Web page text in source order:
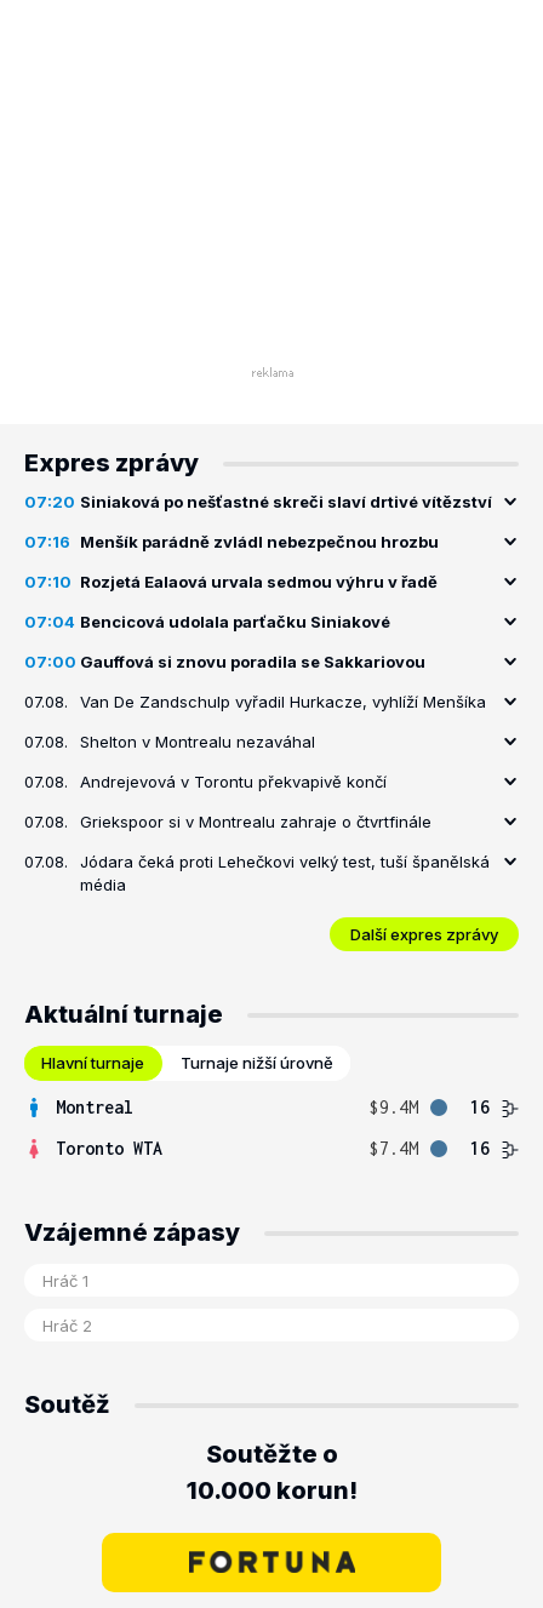
Expres zprávy
07:20 Siniaková po nešťastné skreči slaví drtivé vítězství
07:16 Menšík parádně zvládl nebezpečnou hrozbu
07:10 Rozjetá Ealaová urvala sedmou výhru v řadě
07:04 Bencicová udolala parťačku Siniakové
07:00 Gauffová si znovu poradila se Sakkariovou
07.08. Van De Zandschulp vyřadil Hurkacze, vyhlíží Menšíka
07.08. Shelton v Montrealu nezaváhal
07.08. Andrejevová v Torontu překvapivě končí
07.08. Griekspoor si v Montrealu zahraje o čtvrtfinále
07.08.
Jódara čeká proti Lehečkovi velký test, tuší španělská
média
Další expres zprávy
Aktuální turnaje
Hlavní turnaje Turnaje nižší úrovně
Montreal $9.4M
16
Toronto WTA
$7.4M 16
Vzájemné zápasy
Soutěž
Soutěžte o
10.000 korun!